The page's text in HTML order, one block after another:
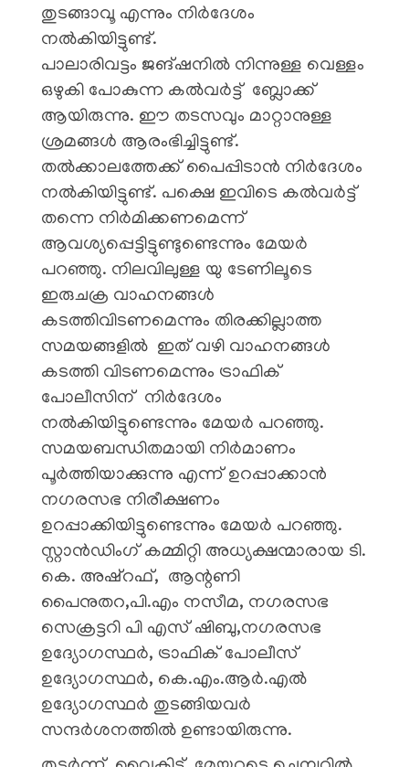
തുടങ്ങാവൂ എന്നും നിർദേശം
നൽകിയിട്ടുണ്ട്.
പാലാരിവട്ടം ജങ്ഷനിൽ നിന്നുള്ള വെള്ളം
ഒഴുകി പോകുന്ന കൽവർട്ട് ബ്ലോക്ക്
ആയിരുന്നു. ഈ തടസവും മാറ്റാനുള്ള
ശ്രമങ്ങൾ ആരംഭിച്ചിട്ടുണ്ട്.
തൽക്കാലത്തേക്ക് പൈപ്പിടാൻ നിർദേശം
നൽകിയിട്ടുണ്ട്. പക്ഷെ ഇവിടെ കൽവർട്ട്
തന്നെ നിർമിക്കണമെന്ന്
ആവശ്യപ്പെട്ടിട്ടുണ്ടുണ്ടെന്നും മേയർ
പറഞ്ഞു. നിലവിലുള്ള യു ടേണിലൂടെ
ഇരുചക്ര വാഹനങ്ങൾ
കടത്തിവിടണമെന്നും തിരക്കില്ലാത്ത
സമയങ്ങളിൽ ഇത് വഴി വാഹനങ്ങൾ
കടത്തി വിടണമെന്നും ട്രാഫിക്
പോലീസിന് നിർദേശം
നൽകിയിട്ടുണ്ടെന്നും മേയർ പറഞ്ഞു.
സമയബന്ധിതമായി നിർമാണം
പൂർത്തിയാക്കുന്നു എന്ന് ഉറപ്പാക്കാൻ
നഗരസഭ നിരീക്ഷണം
ഉറപ്പാക്കിയിട്ടുണ്ടെന്നും മേയർ പറഞ്ഞു.
സ്റ്റാൻഡിംഗ് കമ്മിറ്റി അധ്യക്ഷന്മാരായ ടി.
കെ. അഷ്‌റഫ്‌, ആന്റണി
പൈനുതറ,പി.എം നസീമ, നഗരസഭ
സെക്രട്ടറി പി എസ് ഷിബു,നഗരസഭ
ഉദ്യോഗസ്ഥർ, ട്രാഫിക് പോലീസ്
ഉദ്യോഗസ്ഥർ, കെ.എം.ആർ.എൽ
ഉദ്യോഗസ്ഥർ തുടങ്ങിയവർ
സന്ദർശനത്തിൽ ഉണ്ടായിരുന്നു.